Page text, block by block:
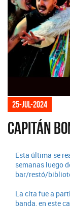
25-jul-2024
Capitán
Esta última se
semanas luego
bar/restó/
La cita fue a
banda, en este